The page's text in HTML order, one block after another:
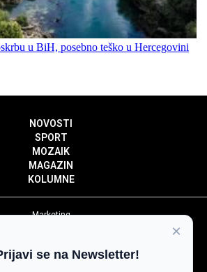
u BiH, posebno teško u Hercegovini
NOVOSTI
SPORT
MOZAIK
MAGAZIN
KOLUMNE
Marketing
Impressum
×
se na Newsletter!